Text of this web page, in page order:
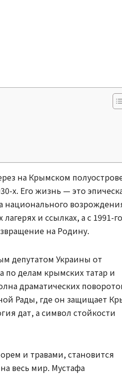
на Крымском
х. Его жизнь — это
национального
и ссылках, а с 1991-го
на Родину.
депутатом Украины от
делам крымских татар и
драматических
Рады, где он защищает
дат, а символ стойкости
и травами, становится
весь мир. Мустафа